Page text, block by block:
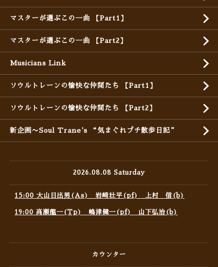
マスターが選ぶこの一曲 【Part1】
マスターが選ぶこの一曲 【Part2】
Musicians Link
ソウルトレーンの愉快な仲間たち 【Part1】
ソウルトレーンの愉快な仲間たち 【Part2】
新企画〜Soul Trane's “気まぐれプチ散歩日記”
2026.08.08 Saturday
15:00 大山日出男(As) 岩崎壮平(pf) 上村 信(b)
19:00 高瀬龍一(Tp) 嶋津健一(pf) 山下弘治(b)
カウンター